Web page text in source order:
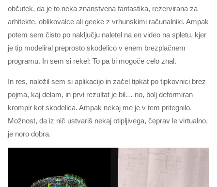
občutek, da je to neka znanstvena fantastika, rezervirana za
arhitekte, oblikovalce ali geeke z vrhunskimi računalniki. Ampak
potem sem čisto po naključju naletel na en video na spletu, kjer
je tip modeliral preprosto skodelico v enem brezplačnem
programu. In sem si rekel: To pa bi mogoče celo znal.
In res, naložil sem si aplikacijo in začel tipkat po tipkovnici brez
pojma, kaj delam, in prvi rezultat je bil… no, bolj deformiran
krompir kot skodelica. Ampak nekaj me je v tem pritegnilo.
Možnost, da iz nič ustvariš nekaj otipljivega, čeprav le virtualno,
je noro dobra.